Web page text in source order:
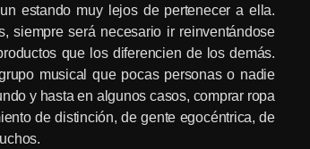
estando muy lejos de pertenecer a ella.
siempre será necesario ir reinventándose
que los diferencien de los demás.
musical que pocas personas o nadie
y hasta en algunos casos, comprar ropa
de distinción, de gente egocéntrica, de